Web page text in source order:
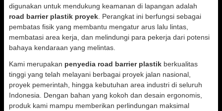
digunakan untuk mendukung keamanan di lapangan adalah
road barrier plastik proyek . Perangkat ini berfungsi sebagai
pembatas fisik yang membantu mengatur arus lalu lintas,
membatasi area kerja, dan melindungi para pekerja dari potensi
bahaya kendaraan yang melintas.
Kami merupakan penyedia road barrier plastik berkualitas
tinggi yang telah melayani berbagai proyek jalan nasional,
proyek pemerintah, hingga kebutuhan area industri di seluruh
Indonesia. Dengan bahan yang kokoh dan desain ergonomis,
produk kami mampu memberikan perlindungan maksimal